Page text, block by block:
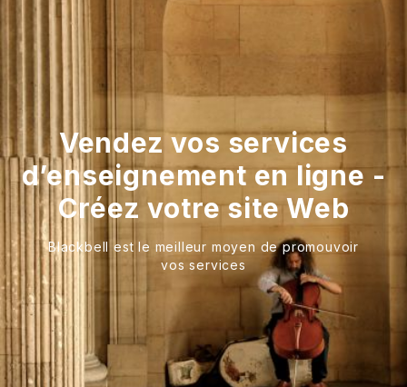
Vendez vos services
d’enseignement en ligne -
Créez votre site Web
Blackbell est le meilleur moyen de promouvoir
vos services